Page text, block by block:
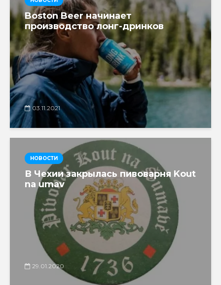
Boston Beer начинает
производство лонг-дринков
03.11.2021
НОВОСТИ
В Чехии закрылась пивоварня Kout
na umav
29.01.2020